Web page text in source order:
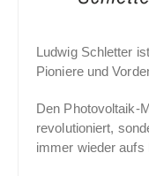
Ludwig Schletter
Pioniere und
Den Photovoltaik-
revolutioniert,
immer wieder aufs